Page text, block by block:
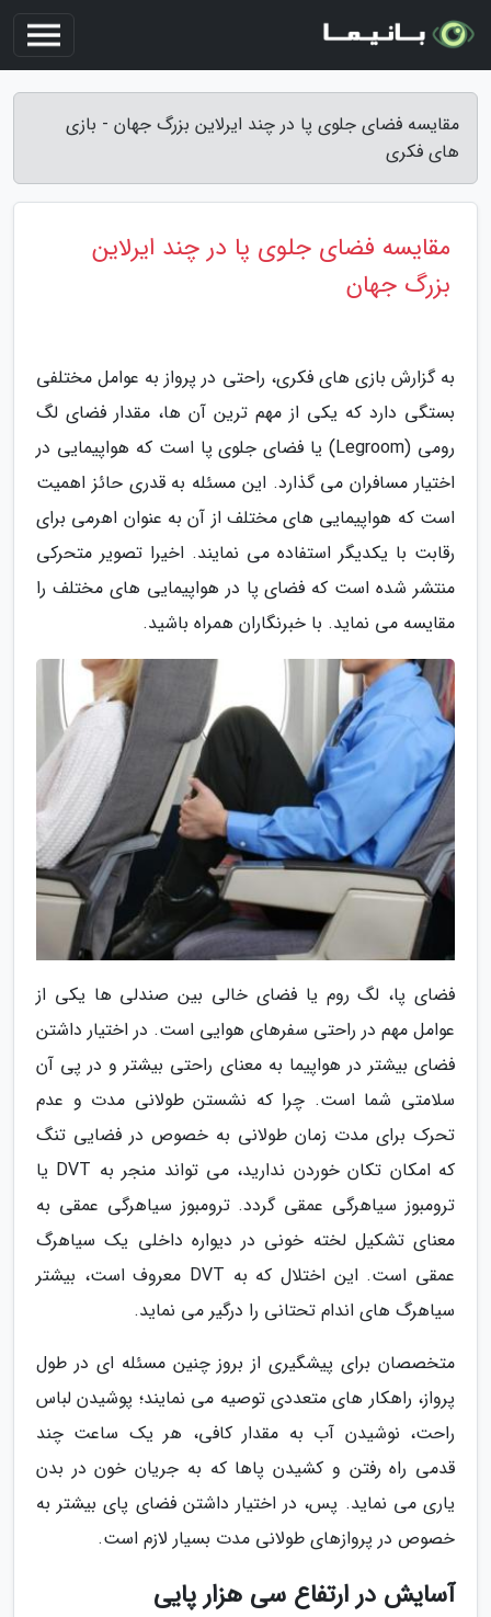
مقایسه فضای جلوی پا در چند ایرلاین بزرگ جهان - بازی
های فکری
مقایسه فضای جلوی پا در چند ایرلاین
بزرگ جهان
به گزارش بازی های فکری، راحتی در پرواز به عوامل مختلفی
بستگی دارد که یکی از مهم ترین آن ها، مقدار فضای لگ
رومی (Legroom) یا فضای جلوی پا است که هواپیمایی در
اختیار مسافران می گذارد. این مسئله به قدری حائز اهمیت
است که هواپیمایی های مختلف از آن به عنوان اهرمی برای
رقابت با یکدیگر استفاده می نمایند. اخیرا تصویر متحرکی
منتشر شده است که فضای پا در هواپیمایی های مختلف را
مقایسه می نماید. با خبرنگاران همراه باشید.
فضای پا، لگ روم یا فضای خالی بین صندلی ها یکی از
عوامل مهم در راحتی سفرهای هوایی است. در اختیار داشتن
فضای بیشتر در هواپیما به معنای راحتی بیشتر و در پی آن
سلامتی شما است. چرا که نشستن طولانی مدت و عدم
تحرک برای مدت زمان طولانی به خصوص در فضایی تنگ
که امکان تکان خوردن ندارید، می تواند منجر به DVT یا
ترومبوز سیاهرگی عمقی گردد. ترومبوز سیاهرگی عمقی به
معنای تشکیل لخته خونی در دیواره داخلی یک سیاهرگ
عمقی است. این اختلال که به DVT معروف است، بیشتر
سیاهرگ های اندام تحتانی را درگیر می نماید.
متخصصان برای پیشگیری از بروز چنین مسئله ای در طول
پرواز، راهکار های متعددی توصیه می نمایند؛ پوشیدن لباس
راحت، نوشیدن آب به مقدار کافی، هر یک ساعت چند
قدمی راه رفتن و کشیدن پاها که به جریان خون در بدن
یاری می نماید. پس، در اختیار داشتن فضای پای بیشتر به
خصوص در پروازهای طولانی مدت بسیار لازم است.
آسایش در ارتفاع سی هزار پایی